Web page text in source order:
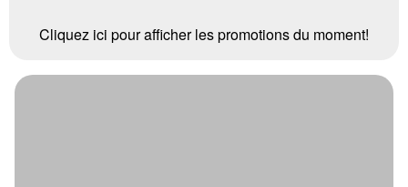
Cliquez ici pour afficher les promotions du moment!